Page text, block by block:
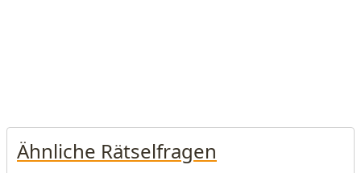
Ähnliche Rätselfragen